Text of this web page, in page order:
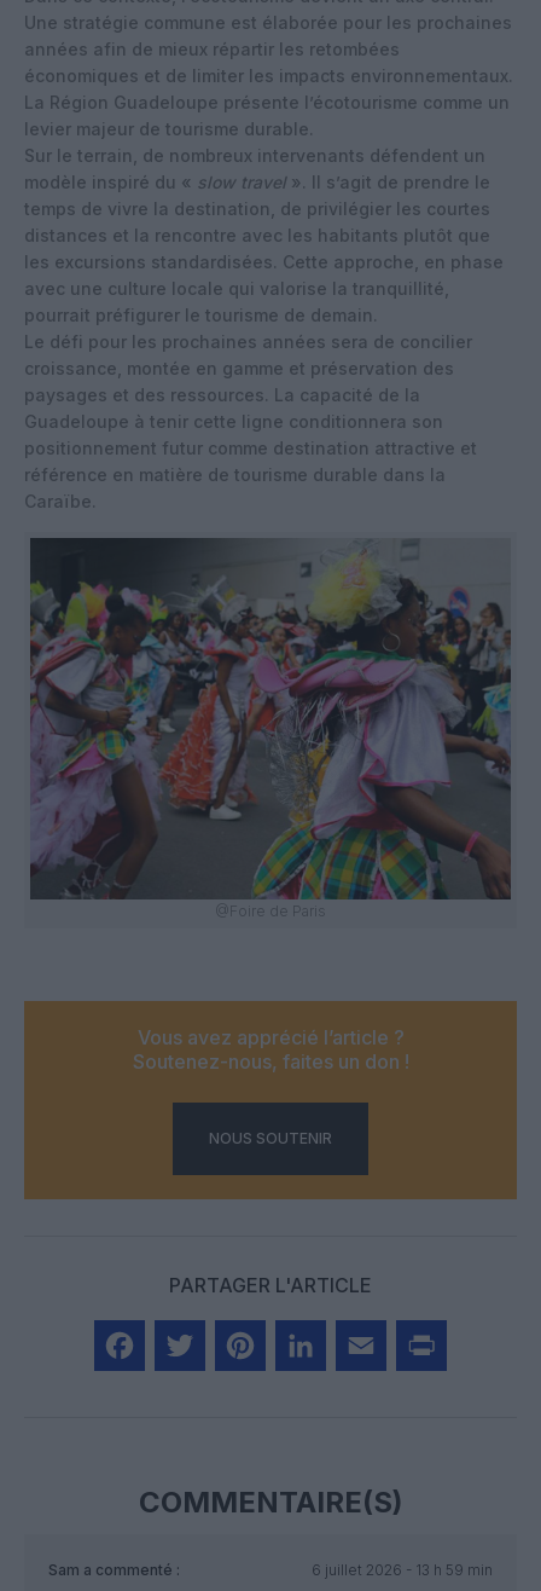
Une stratégie commune est élaborée pour les prochaines
années afin de mieux répartir les retombées
économiques et de limiter les impacts environnementaux.
La Région Guadeloupe présente l’écotourisme comme un
levier majeur de tourisme durable.
Sur le terrain, de nombreux intervenants défendent un
modèle inspiré du « slow travel». Il s’agit de prendre le
temps de vivre la destination, de privilégier les courtes
distances et la rencontre avec les habitants plutôt que
les excursions standardisées. Cette approche, en phase
avec une culture locale qui valorise la tranquillité,
pourrait préfigurer le tourisme de demain.
Le défi pour les prochaines années sera de concilier
croissance, montée en gamme et préservation des
paysages et des ressources. La capacité de la
Guadeloupe à tenir cette ligne conditionnera son
positionnement futur comme destination attractive et
référence en matière de tourisme durable dans la
Caraïbe.
@Foire de Paris
Vous avez apprécié l’article ?
Soutenez-nous, faites un don !
NOUS SOUTENIR
PARTAGER L'ARTICLE
COMMENTAIRE(S)
Sam a commenté :
6 juillet 2026 - 13 h 59 min